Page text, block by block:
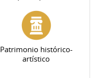
Patrimonio histórico-
artístico